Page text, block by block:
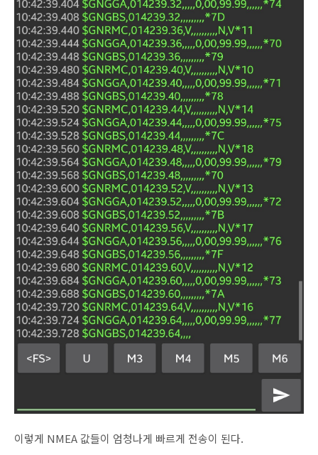
이렇게 NMEA 값들이 엄청나게 빠르게 전송이 된다.